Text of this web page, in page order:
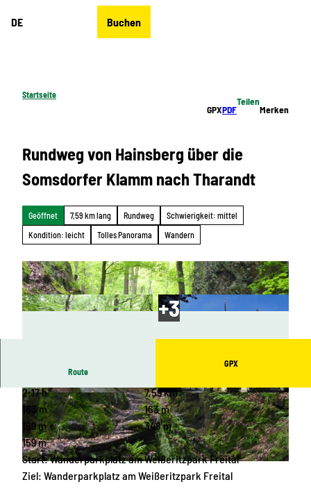
DE Buchen
Startseite
GPXPDF
Teilen
Merken
Rundweg von Hainsberg über die
Somsdorfer Klamm nach Tharandt
Geöffnet 7,59 km lang Rundweg
Schwierigkeit: mittel
Kondition: leicht
Tolles Panorama Wandern
CC-BY-SA
© M.Roedig |CC-BY-SA © Tilo Harder, Stadt Freital |CC-BY-SA
Route
GPX
2:17 h
7,59 km
163 m
163 m
189 m
348 m
159 m
Start: Wanderparkplatz am Weißeritzpark Freital
Ziel: Wanderparkplatz am Weißeritzpark Freital